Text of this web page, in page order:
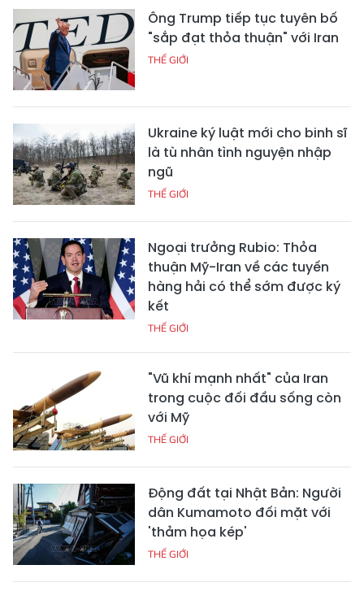
Ông Trump tiếp tục tuyên bố
"sắp đạt thỏa thuận" với Iran
THẾ GIỚI
Ukraine ký luật mới cho binh sĩ
là tù nhân tình nguyện nhập
ngũ
THẾ GIỚI
Ngoại trưởng Rubio: Thỏa
thuận Mỹ-Iran về các tuyến
hàng hải có thể sớm được ký
kết
THẾ GIỚI
"Vũ khí mạnh nhất" của Iran
trong cuộc đối đầu sống còn
với Mỹ
THẾ GIỚI
Động đất tại Nhật Bản: Người
dân Kumamoto đối mặt với
'thảm họa kép'
THẾ GIỚI